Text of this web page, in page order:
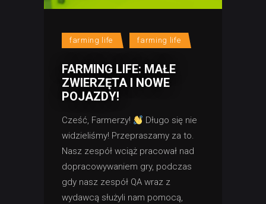
farming life farming life
FARMING LIFE: MAŁE
ZWIERZĘTA I NOWE
POJAZDY!
Cześć, Farmerzy!
Długo się nie
widzieliśmy! Przepraszamy za to.
Nasz zespół wciąż pracował nad
dopracowywaniem gry, podczas
gdy nasz zespół QA wraz z
wydawcą służyli nam pomocą,